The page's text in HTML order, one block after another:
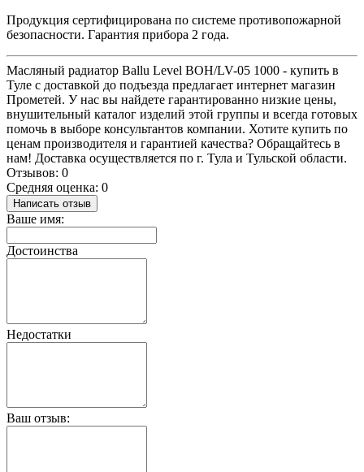
Продукция сертифицирована по системе противопожарной
безопасности. Гарантия прибора 2 года.
Масляный радиатор Ballu Level BOH/LV-05 1000 - купить в
Туле с доставкой до подъезда предлагает интернет магазин
Прометей. У нас вы найдете гарантированно низкие цены,
внушительный каталог изделий этой группы и всегда готовых
помочь в выборе консультантов компании. Хотите купить по
ценам производителя и гарантией качества? Обращайтесь в
нам! Доставка осуществляется по г. Тула и Тульской области.
Отзывов: 0
Средняя оценка: 0
Написать отзыв
Ваше имя:
Достоинства
Недостатки
Ваш отзыв: